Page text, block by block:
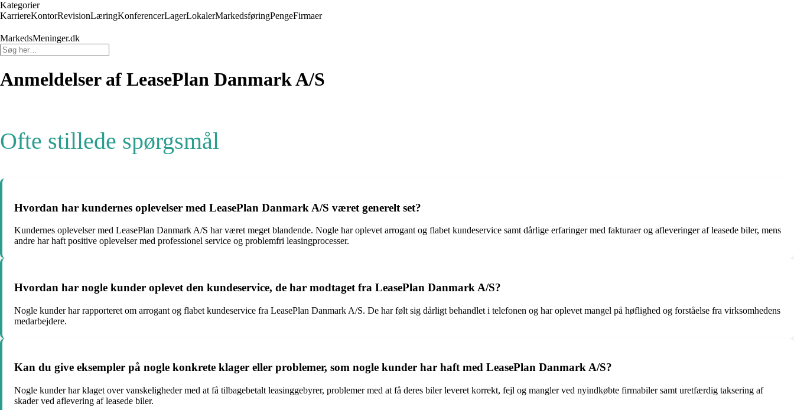
Kategorier
KarriereKontorRevisionLæringKonferencerLagerLokalerMarkedsføringPengeFirmaer
MarkedsMeninger.dk
Anmeldelser af LeasePlan Danmark A/S
Ofte stillede spørgsmål
Hvordan har kundernes oplevelser med LeasePlan Danmark A/S været generelt set?
Kundernes oplevelser med LeasePlan Danmark A/S har været meget blandende. Nogle har oplevet arrogant og flabet kundeservice samt dårlige erfaringer med fakturaer og afleveringer af leasede biler, mens
andre har haft positive oplevelser med professionel service og problemfri leasingprocesser.
Hvordan har nogle kunder oplevet den kundeservice, de har modtaget fra LeasePlan Danmark A/S?
Nogle kunder har rapporteret om arrogant og flabet kundeservice fra LeasePlan Danmark A/S. De har følt sig dårligt behandlet i telefonen og har oplevet mangel på høflighed og forståelse fra virksomhedens
medarbejdere.
Kan du give eksempler på nogle konkrete klager eller problemer, som nogle kunder har haft med LeasePlan Danmark A/S?
Nogle kunder har klaget over vanskeligheder med at få tilbagebetalt leasinggebyrer, problemer med at få deres biler leveret korrekt, fejl og mangler ved nyindkøbte firmabiler samt uretfærdig taksering af
skader ved aflevering af leasede biler.